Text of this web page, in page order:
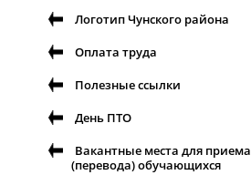
Логотип Чунского района
Оплата труда
Полезные ссылки
День ПТО
Вакантные места для приема
(перевода) обучающихся